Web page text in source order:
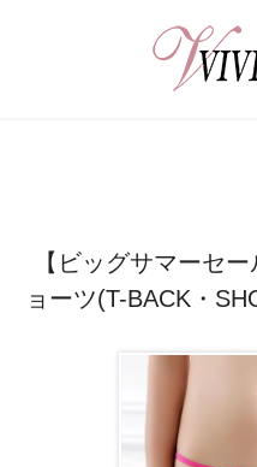
【ビッグサマーセ
ョーツ(T-BACK・